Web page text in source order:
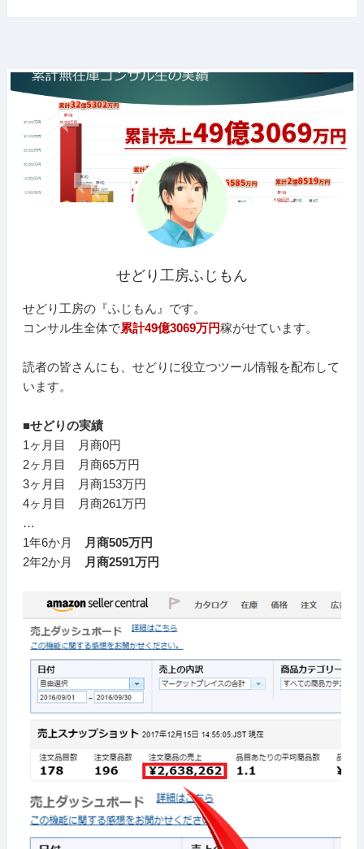
せどり工房ふじもん
せどり工房の『ふじもん』です。
コンサル生全体で累計49億3069万円稼がせています。
読者の皆さんにも、せどりに役立つツール情報を配布して
います。
■せどりの実績
1ヶ月目 月商0円
2ヶ月目 月商65万円
3ヶ月目 月商153万円
4ヶ月目 月商261万円
…
1年6か月
月商505万円
2年2か月
月商2591万円